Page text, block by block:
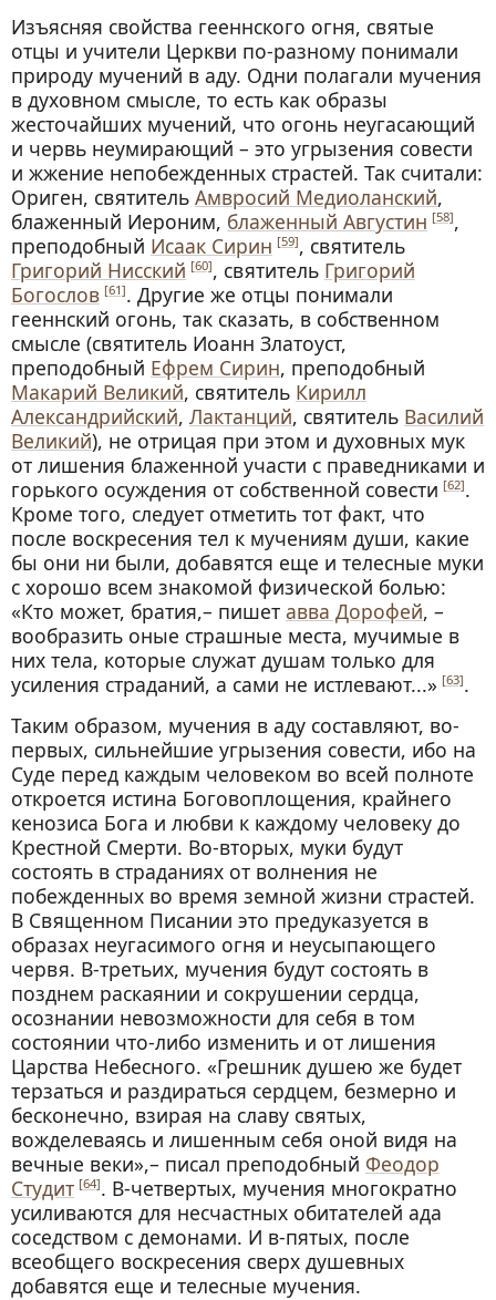
Изъясняя свойства гееннского огня, святые
отцы и учители Церкви по-разному понимали
природу мучений в аду. Одни полагали мучения
в духовном смысле, то есть как образы
жесточайших мучений, что огонь неугасающий
и червь неумирающий – это угрызения совести
и жжение непобежденных страстей. Так считали:
Ориген, святитель Амвросий Медиоланский,
блаженный Иероним, блаженный Августин [58],
преподобный Исаак Сирин [59], святитель
Григорий Нисский [60], святитель Григорий
Богослов [61]. Другие же отцы понимали
гееннский огонь, так сказать, в собственном
смысле (святитель Иоанн Златоуст,
преподобный Ефрем Сирин, преподобный
Макарий Великий, святитель Кирилл
Александрийский, Лактанций, святитель Василий
Великий), не отрицая при этом и духовных мук
от лишения блаженной участи с праведниками и
горького осуждения от собственной совести [62].
Кроме того, следует отметить тот факт, что
после воскресения тел к мучениям души, какие
бы они ни были, добавятся еще и телесные муки
с хорошо всем знакомой физической болью:
«Кто может, братия,– пишет авва Дорофей, –
вообразить оные страшные места, мучимые в
них тела, которые служат душам только для
усиления страданий, а сами не истлевают...» [63].
Таким образом, мучения в аду составляют, во-
первых, сильнейшие угрызения совести, ибо на
Суде перед каждым человеком во всей полноте
откроется истина Боговоплощения, крайнего
кенозиса Бога и любви к каждому человеку до
Крестной Смерти. Во-вторых, муки будут
состоять в страданиях от волнения не
побежденных во время земной жизни страстей.
В Священном Писании это предуказуется в
образах неугасимого огня и неусыпающего
червя. В-третьих, мучения будут состоять в
позднем раскаянии и сокрушении сердца,
осознании невозможности для себя в том
состоянии что-либо изменить и от лишения
Царства Небесного. «Грешник душею же будет
терзаться и раздираться сердцем, безмерно и
бесконечно, взирая на славу святых,
вожделеваясь и лишенным себя оной видя на
вечные веки»,– писал преподобный Феодор
Студит [64]. В-четвертых, мучения многократно
усиливаются для несчастных обитателей ада
соседством с демонами. И в-пятых, после
всеобщего воскресения сверх душевных
добавятся еще и телесные мучения.